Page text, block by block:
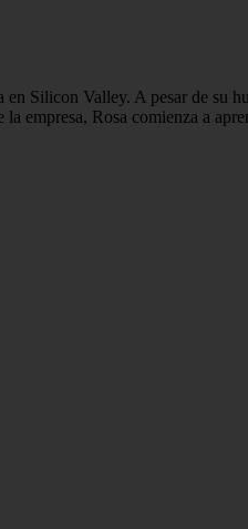
Silicon Valley. A pesar de su
empresa, Rosa comienza a